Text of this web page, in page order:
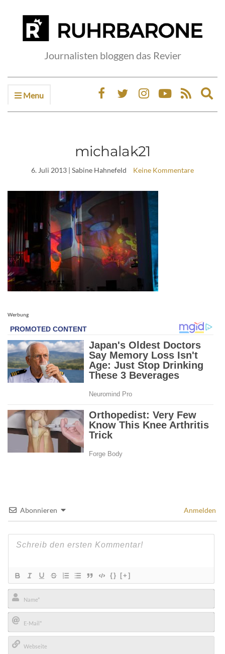
Journalisten bloggen das Revier
Menu
michalak21
6. Juli 2013 | Sabine Hahnefeld Keine Kommentare
Werbung
Abonnieren Anmelden
{} [+]
Name*
E-
Mail*